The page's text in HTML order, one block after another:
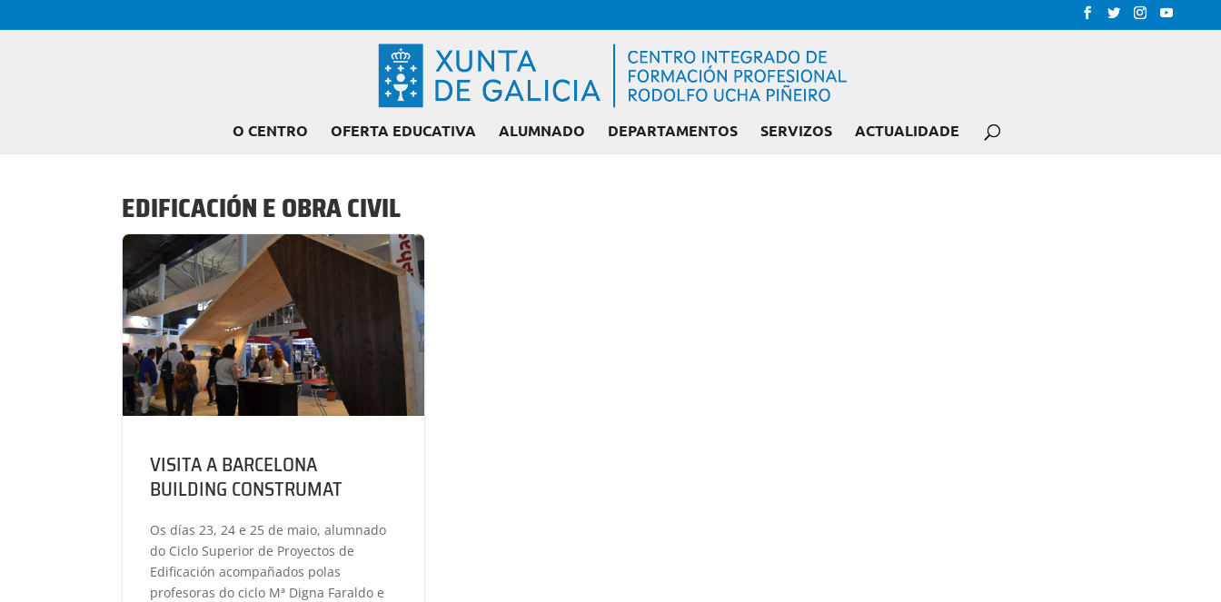
O CENTRO OFERTA EDUCATIVA ALUMNADO DEPARTAMENTOS SERVIZOS ACTUALIDADE
EDIFICACIÓN E OBRA CIVIL
VISITA A BARCELONA
BUILDING CONSTRUMAT
Os días 23, 24 e 25 de maio, alumnado
do Ciclo Superior de Proyectos de
Edificación acompañados polas
profesoras do ciclo Mª Digna Faraldo e